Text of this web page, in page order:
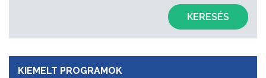
KERESÉS
KIEMELT PROGRAMOK